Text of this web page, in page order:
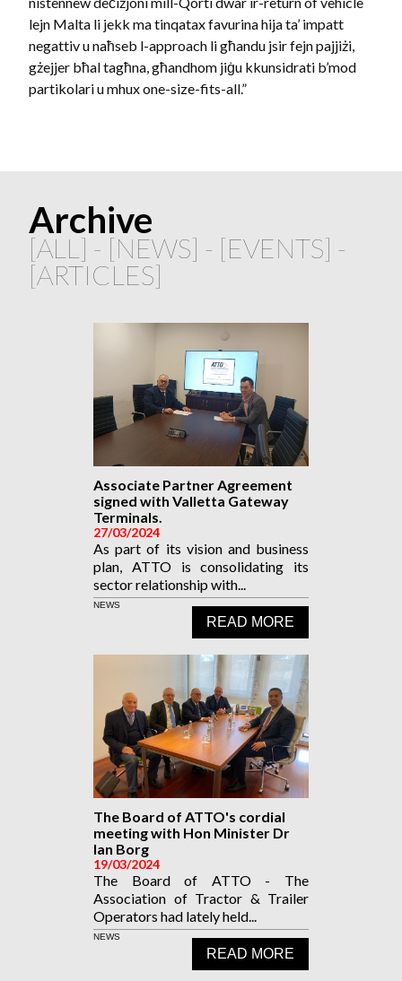
lejn Malta li jekk ma tinqatax favurina hija ta’ impatt
negattiv u naħseb l-approach li għandu jsir fejn pajjiżi,
gżejjer bħal tagħna, għandhom jiġu kkunsidrati b’mod
partikolari u mhux one-size-fits-all.”
Archive
[ALL ] - [NEWS] - [EVENTS] -
[ARTICLES]
Associate Partner Agreement
signed with Valletta Gateway
Terminals.
27/03/2024
As part of its vision and business
plan, ATTO is consolidating its
sector relationship with...
READ MORE
NEWS
The Board of ATTO's cordial
meeting with Hon Minister Dr
Ian Borg
19/03/2024
The Board of ATTO - The
Association of Tractor & Trailer
Operators had lately held...
READ MORE
NEWS